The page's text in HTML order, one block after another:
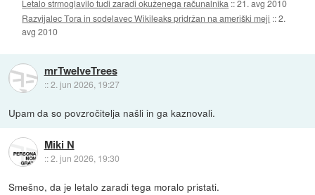
Letalo strmoglavilo tudi zaradi okuženega računalnika ::21. avg 2010
Razvijalec Tora in sodelavec Wikileaks pridržan na ameriški meji ::2.
avg 2010
mrTwelveTrees
::2. jun 2026, 19:27
Upam da so povzročitelja našli in ga kaznovali.
Miki N
::2. jun 2026, 19:30
Smešno, da je letalo zaradi tega moralo pristati.